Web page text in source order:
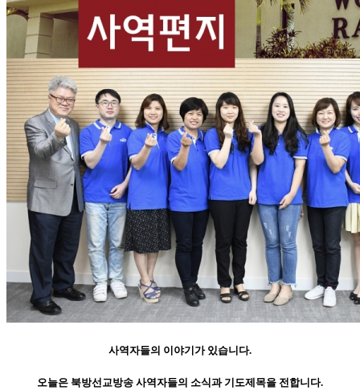
사역자들의 이야기가 있습니다.
오늘은 북방선교방송 사역자들의 소식과 기도제목을 전합니다.